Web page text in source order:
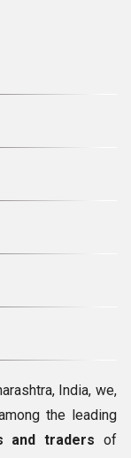
शामिल हैं, लीक टेस्ट
उद्योगों जैसे
रूप से उपयोग
India, we,
the leading
and traders of